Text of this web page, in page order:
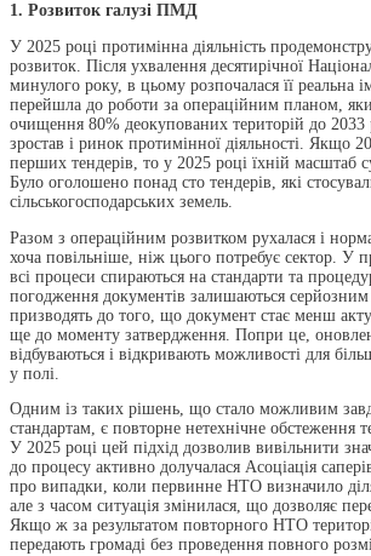
1. Розвиток галузі ПМД
У 2025 році протимінна діяльність
розвиток. Після ухвалення десятирічної
минулого року, в цьому розпочалася її реальна
перейшла до роботи за операційним планом,
очищення 80% деокупованих територій до 2033
зростав і ринок протимінної діяльності. Якщо
перших тендерів, то у 2025 році їхній масштаб
Було оголошено понад сто тендерів, які
сільськогосподарських земель.
Разом з операційним розвитком рухалася і
хоча повільніше, ніж цього потребує сектор. У
всі процеси спираються на стандарти та
погодження документів залишаються
призводять до того, що документ стає менш
ще до моменту затвердження. Попри це,
відбуваються і відкривають можливості для
у полі.
Одним із таких рішень, що стало можливим
стандартам, є повторне нетехнічне обстеження
У 2025 році цей підхід дозволив вивільнити
до процесу активно долучалася Асоціація
про випадки, коли первинне НТО визначило
але з часом ситуація змінилася, що дозволяє
Якщо ж за результатом повторного НТО
передають громаді без проведення повного